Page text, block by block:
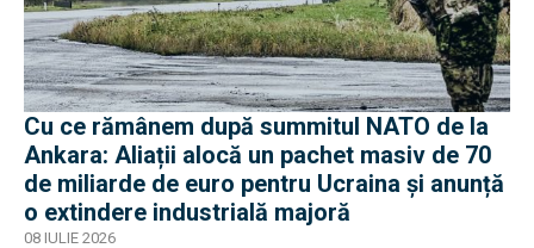
Cu ce rămânem după summitul NATO de la
Ankara: Aliații alocă un pachet masiv de 70
de miliarde de euro pentru Ucraina și anunță
o extindere industrială majoră
08 IULIE 2026